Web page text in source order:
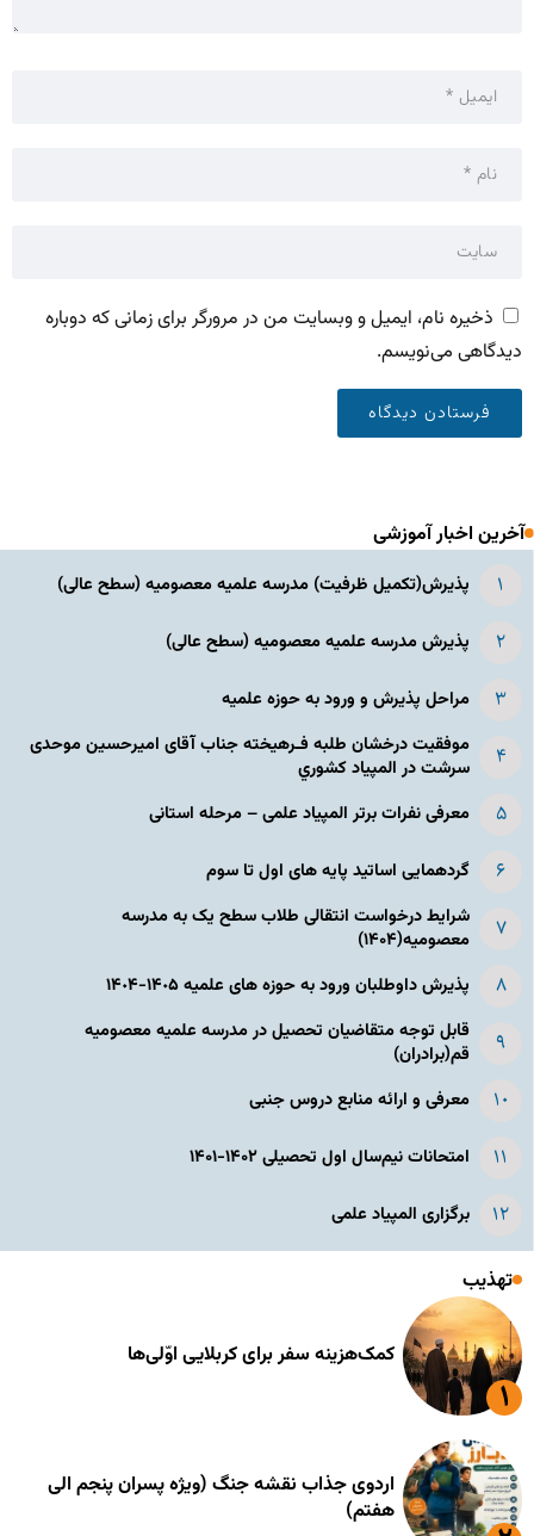
ذخیره نام، ایمیل و وبسایت من در مرورگر برای زمانی که دوباره
دیدگاهی می‌نویسم.
آخرین اخبار آموزشی
پذیرش(تکمیل ظرفیت) مدرسه علمیه معصومیه‌ (سطح عالی)
پذیرش مدرسه علمیه معصومیه‌ (سطح عالی)
مراحل پذیرش و ورود به حوزه علمیه
موفقیت درخشان طلبه فـرهیخته جناب آقای امیرحسین موحدی
سرشت در المپياد كشوري
معرفی نفرات برتر المپیاد علمی – مرحله استانی
گردهمایی اساتید پایه های اول تا سوم
شرایط درخواست انتقالی طلاب سطح یک به مدرسه
معصومیه(۱۴۰۴)
پذیرش داوطلبان ورود به حوزه های علمیه ١۴٠۵-١۴٠۴
قابل توجه متقاضیان تحصیل در مدرسه علمیه معصومیه
قم(برادران)
معرفی و ارائه منابع دروس جنبی
امتحانات نیم‌سال اول تحصیلی ۱۴۰۲-۱۴۰۱
برگزاری المپیاد علمی
تهذیب
کمک‌هزینه سفر برای کربلایی اوّلی‌ها
اردوی جذاب نقشه جنگ (ویژه پسران پنجم الی
هفتم)